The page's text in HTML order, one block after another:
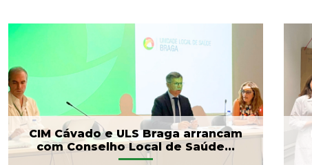
CIM Cávado e ULS Braga arrancam
com Conselho Local de Saúde...
Banco de Sangue recebe
gesto solidário da SIGNA
17 Jul 2026